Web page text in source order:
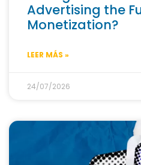
Advertising the
Monetization?
LEER MÁS »
24/07/2026